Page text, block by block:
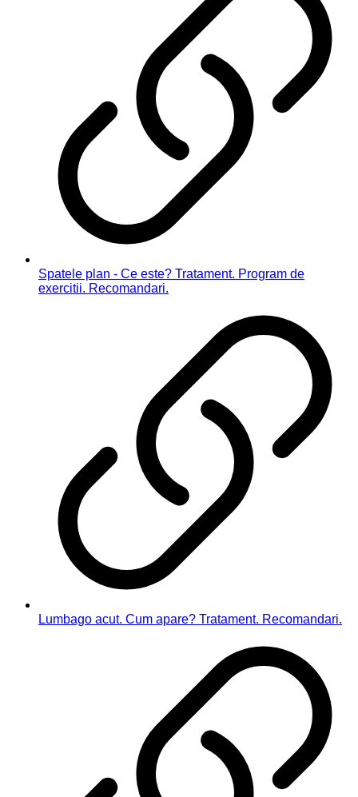
Spatele plan - Ce este? Tratament. Program de
exercitii. Recomandari.
Lumbago acut. Cum apare? Tratament. Recomandari.